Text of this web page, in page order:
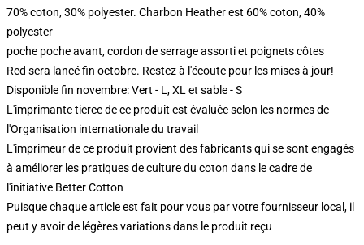
70% coton, 30% polyester. Charbon Heather est 60% coton, 40%
polyester
poche poche avant, cordon de serrage assorti et poignets côtes
Red sera lancé fin octobre. Restez à l'écoute pour les mises à jour!
Disponible fin novembre: Vert - L, XL et sable - S
L'imprimante tierce de ce produit est évaluée selon les normes de
l'Organisation internationale du travail
L'imprimeur de ce produit provient des fabricants qui se sont engagés
à améliorer les pratiques de culture du coton dans le cadre de
l'initiative Better Cotton
Puisque chaque article est fait pour vous par votre fournisseur local, il
peut y avoir de légères variations dans le produit reçu